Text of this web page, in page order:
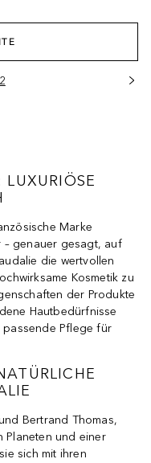
Marke
genauer gesagt, auf
die wertvollen
Kosmetik zu
der Produkte
Hautbedürfnisse
passende Pflege für
Bertrand Thomas,
Planeten und einer
sich mit ihren